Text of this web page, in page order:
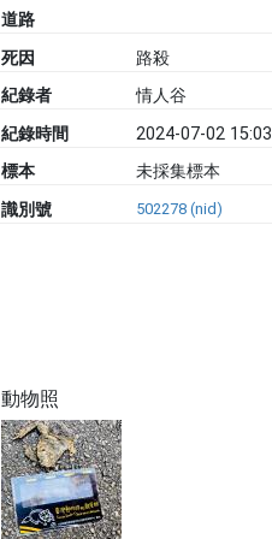
道路
死因
路殺
紀錄者
情人谷
紀錄時間
2024-07-02 15:03
標本
未採集標本
識別號
502278 (nid)
動物照